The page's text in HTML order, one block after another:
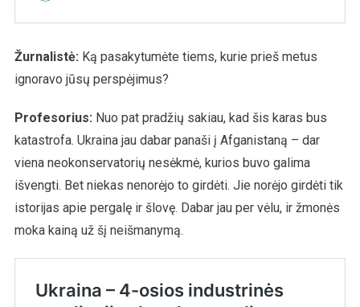
Žurnalistė: Ką pasakytumėte tiems, kurie prieš metus
ignoravo jūsų perspėjimus?
Profesorius: Nuo pat pradžių sakiau, kad šis karas bus
katastrofa. Ukraina jau dabar panaši į Afganistaną – dar
viena neokonservatorių nesėkmė, kurios buvo galima
išvengti. Bet niekas nenorėjo to girdėti. Jie norėjo girdėti tik
istorijas apie pergalę ir šlovę. Dabar jau per vėlu, ir žmonės
moka kainą už šį neišmanymą.